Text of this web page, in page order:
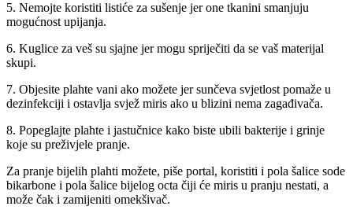
5. Nemojte koristiti listiće za sušenje jer one tkanini smanjuju
mogućnost upijanja.
6. Kuglice za veš su sjajne jer mogu spriječiti da se vaš materijal
skupi.
7. Objesite plahte vani ako možete jer sunčeva svjetlost pomaže u
dezinfekciji i ostavlja svjež miris ako u blizini nema zagađivača.
8. Popeglajte plahte i jastučnice kako biste ubili bakterije i grinje
koje su preživjele pranje.
Za pranje bijelih plahti možete, piše portal, koristiti i pola šalice sode
bikarbone i pola šalice bijelog octa čiji će miris u pranju nestati, a
može čak i zamijeniti omekšivač.